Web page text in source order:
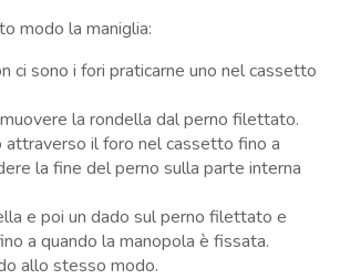
modo la maniglia:
ci sono i fori praticarne uno nel cassetto
la rondella dal perno filettato.
attraverso il foro nel cassetto fino a
la fine del perno sulla parte interna
e poi un dado sul perno filettato e
a quando la manopola è fissata.
allo stesso modo.